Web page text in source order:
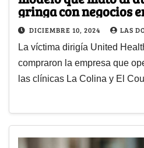
gringa con negocios
DICIEMBRE 10, 2024 LAS
La víctima dirigía United
compraron la empresa que
las clínicas La Colina y El